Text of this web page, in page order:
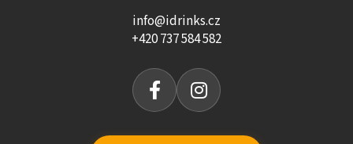
info@idrinks.cz
+420 737 584 582